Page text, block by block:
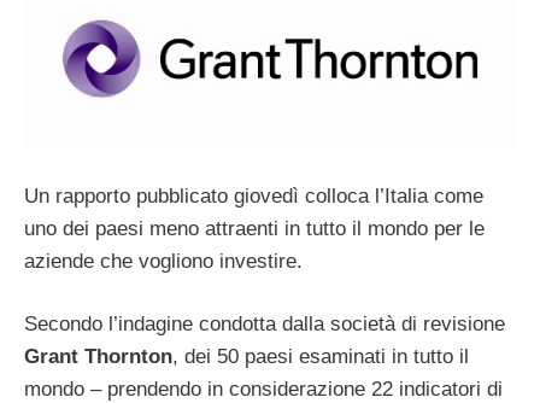
Un rapporto pubblicato giovedì colloca l’Italia come
uno dei paesi meno attraenti in tutto il mondo per le
aziende che vogliono investire.
Secondo l’indagine condotta dalla società di revisione
Grant Thornton, dei 50 paesi esaminati in tutto il
mondo – prendendo in considerazione 22 indicatori di